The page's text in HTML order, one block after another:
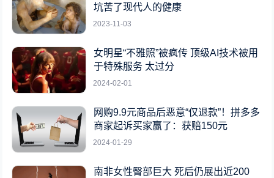
坑苦了现代人的健康
2023-11-03
女明星“不雅照”被疯传 顶级AI技术被用
于特殊服务 太过分
2024-02-01
网购9.9元商品后恶意“仅退款”！拼多多
商家起诉买家赢了：获赔150元
2024-01-29
南非女性臀部巨大 死后仍展出近200